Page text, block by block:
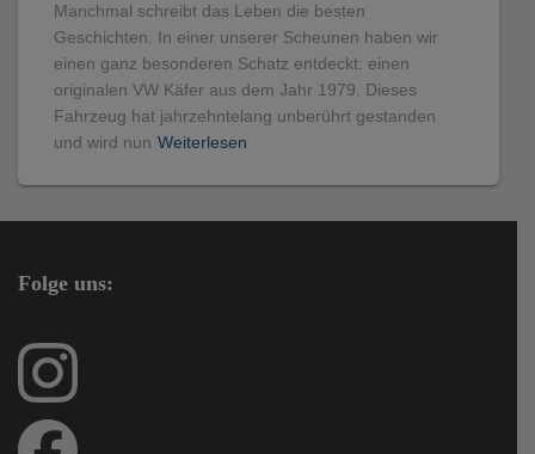
Manchmal schreibt das Leben die besten
Geschichten. In einer unserer Scheunen haben wir
einen ganz besonderen Schatz entdeckt: einen
originalen VW Käfer aus dem Jahr 1979. Dieses
Fahrzeug hat jahrzehntelang unberührt gestanden
und wird nun Weiterlesen
Folge uns: